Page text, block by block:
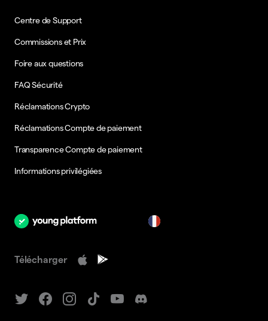
Centre de Support
Commissions et Prix
Foire aux questions
FAQ Sécurité
Réclamations Crypto
Réclamations Compte de paiement
Transparence Compte de paiement
Informations privilégiées
Télécharger